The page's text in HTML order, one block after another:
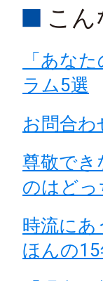
こ
「あな
ラム5選
お問合わ
尊敬でき
のはどっ
時流にあ
ほんの15